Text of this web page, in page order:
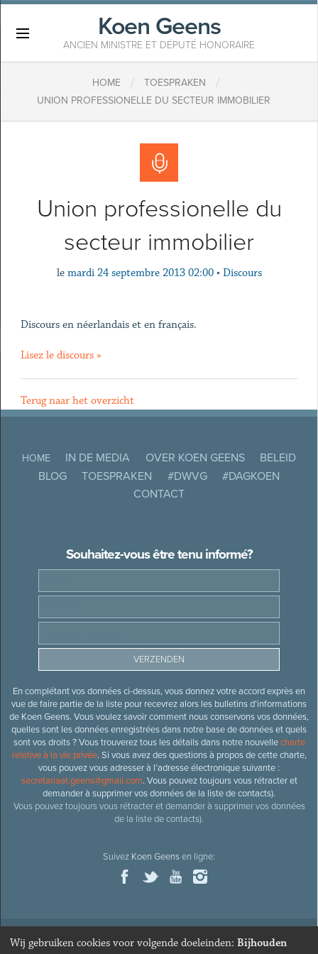
Koen Geens
ANCIEN MINISTRE ET DÉPUTÉ HONORAIRE
HOME / TOESPRAKEN /
UNION PROFESSIONELLE DU SECTEUR IMMOBILIER
Union professionelle du
secteur immobilier
le mardi 24 septembre 2013 02:00 • Discours
Discours en néerlandais et en français.
Lisez le discours »
Terug naar het overzicht
HOME IN DE MEDIA OVER KOEN GEENS
BELEID
BLOG
TOESPRAKEN #DWVG
#DAGKOEN
CONTACT
Souhaitez-vous être tenu informé?
En complétant vos données ci-dessus, vous donnez votre accord exprès en
vue de faire partie de la liste pour recevrez alors les bulletins d’informations
de Koen Geens. Vous voulez savoir comment nous conservons vos données,
quelles sont les données enregistrées dans notre base de données et quels
sont vos droits ? Vous trouverez tous les détails dans notre nouvellecharte
relative à la vie privée. Si vous avez des questions à propos de cette charte,
vous pouvez vous adresser à l’adresse électronique suivante :
secretariaat.geens@gmail.com. Vous pouvez toujours vous rétracter et
demander à supprimer vos données de la liste de contacts).
Vous pouvez toujours vous rétracter et demander à supprimer vos données
de la liste de contacts).
Suivez Koen Geensen ligne:
Wij gebruiken cookies voor volgende doeleinden: Bijhouden